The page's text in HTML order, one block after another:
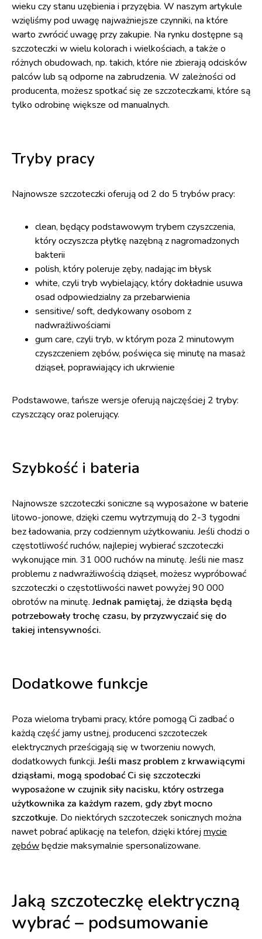
wieku czy stanu uzębienia i przyzębia. W naszym artykule
wzięliśmy pod uwagę najważniejsze czynniki, na które
warto zwrócić uwagę przy zakupie. Na rynku dostępne są
szczoteczki w wielu kolorach i wielkościach, a także o
różnych obudowach, np. takich, które nie zbierają odcisków
palców lub są odporne na zabrudzenia. W zależności od
producenta, możesz spotkać się ze szczoteczkami, które są
tylko odrobinę większe od manualnych.
Tryby pracy
Najnowsze szczoteczki oferują od 2 do 5 trybów pracy:
clean, będący podstawowym trybem czyszczenia,
który oczyszcza płytkę nazębną z nagromadzonych
bakterii
polish, który poleruje zęby, nadając im błysk
white, czyli tryb wybielający, który dokładnie usuwa
osad odpowiedzialny za przebarwienia
sensitive/ soft, dedykowany osobom z
nadwrażliwościami
gum care, czyli tryb, w którym poza 2 minutowym
czyszczeniem zębów, poświęca się minutę na masaż
dziąseł, poprawiający ich ukrwienie
Podstawowe, tańsze wersje oferują najczęściej 2 tryby:
czyszczący oraz polerujący.
Szybkość i bateria
Najnowsze szczoteczki soniczne są wyposażone w baterie
litowo-jonowe, dzięki czemu wytrzymują do 2-3 tygodni
bez ładowania, przy codziennym użytkowaniu. Jeśli chodzi o
częstotliwość ruchów, najlepiej wybierać szczoteczki
wykonujące min. 31 000 ruchów na minutę. Jeśli nie masz
problemu z nadwrażliwością dziąseł, możesz wypróbować
szczoteczki o częstotliwości nawet powyżej 90 000
obrotów na minutę.Jednak pamiętaj, że dziąsła będą
potrzebowały trochę czasu, by przyzwyczaić się do
takiej intensywności.
Dodatkowe funkcje
Poza wieloma trybami pracy, które pomogą Ci zadbać o
każdą część jamy ustnej, producenci szczoteczek
elektrycznych prześcigają się w tworzeniu nowych,
dodatkowych funkcji.Jeśli masz problem z krwawiącymi
dziąsłami, mogą spodobać Ci się szczoteczki
wyposażone w czujnik siły nacisku, który ostrzega
użytkownika za każdym razem, gdy zbyt mocno
szczotkuje. Do niektórych szczoteczek sonicznych można
nawet pobrać aplikację na telefon, dzięki której mycie
zębówbędzie maksymalnie spersonalizowane.
Jaką szczoteczkę elektryczną
wybrać – podsumowanie